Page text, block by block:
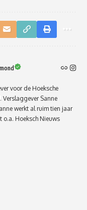
voor de Hoeksche
Sanne
werkt al ruim tien jaar
o.a. Hoeksch Nieuws